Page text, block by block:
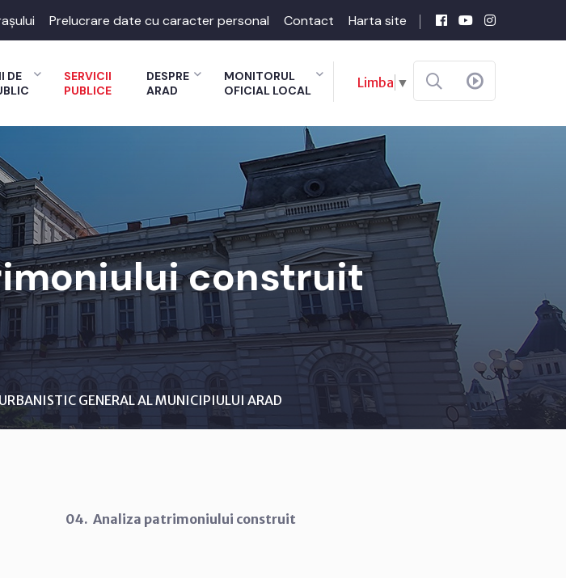
Prelucrare date cu caracter personal Contact Harta site
DE
SERVICII
PUBLICE
DESPRE
ARAD
MONITORUL
OFICIAL LOCAL
Limba ▼
construit
GENERAL AL MUNICIPIULUI ARAD
04. Analiza patrimoniului construit